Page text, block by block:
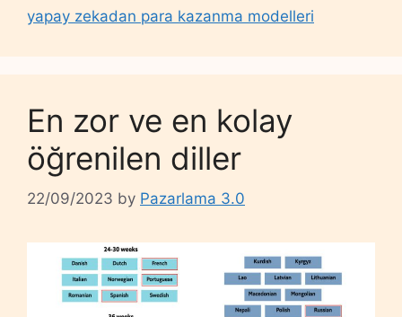
yapay zekadan para kazanma modelleri
En zor ve en kolay
öğrenilen diller
22/09/2023 by Pazarlama 3.0